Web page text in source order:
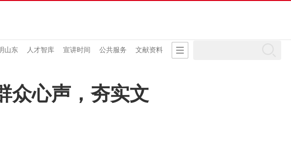
山东 人才智库 宣讲时间 公共服务 文献资料
众心声，夯实文